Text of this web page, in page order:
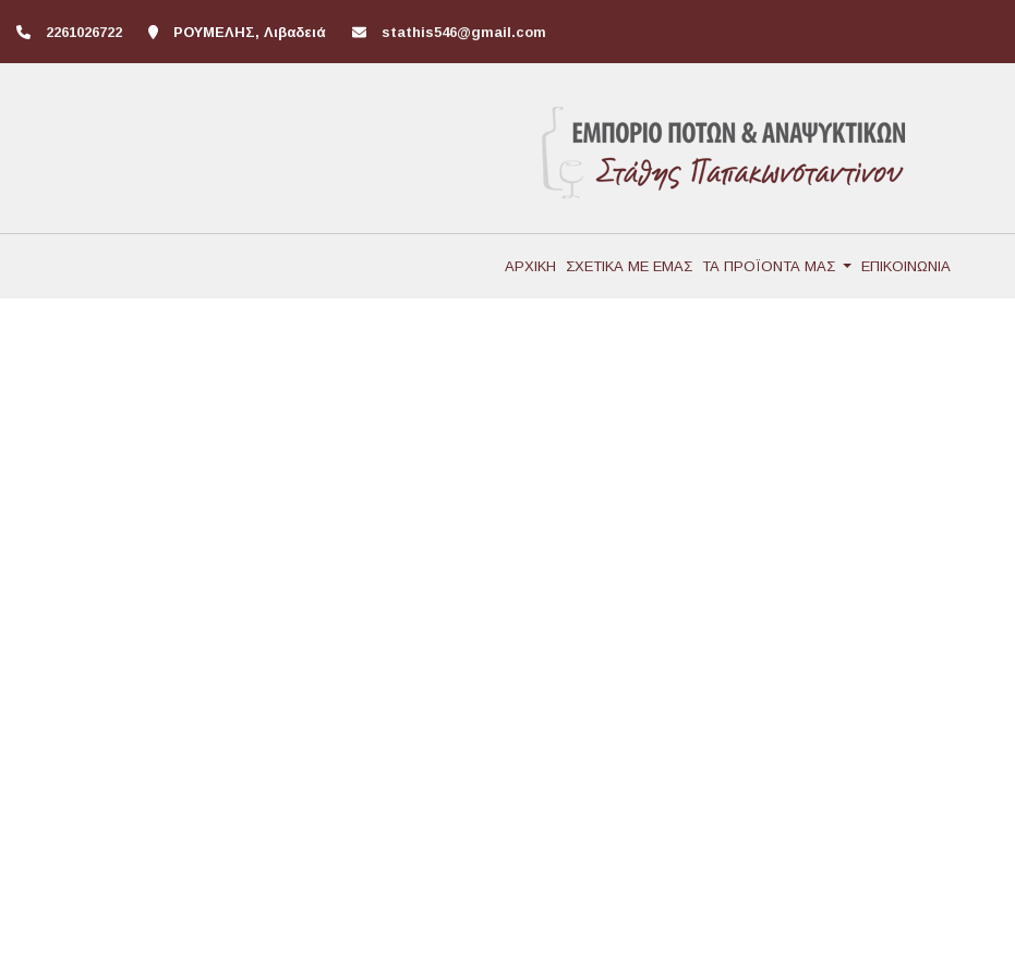
2261026722 ΡΟΥΜΕΛΗΣ, Λιβαδειά stathis546@gmail.com
ΑΡΧΙΚΗ ΣΧΕΤΙΚΑ ΜΕ ΕΜΑΣ ΤΑ ΠΡΟΪΟΝΤΑ ΜΑΣ ΕΠΙΚΟΙΝΩΝΙΑ